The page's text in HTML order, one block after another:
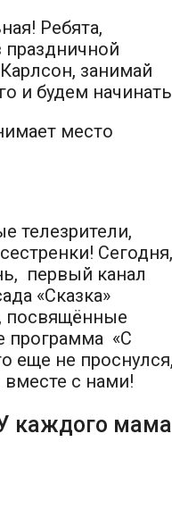
Ребята,
праздничной
занимай
и будем
место
телезрители,
Сегодня,
первый канал
«Сказка»
посвящённые
«С
еще не
с нами!
каждого мама